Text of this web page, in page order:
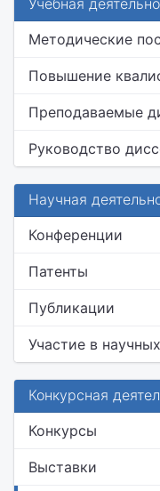
Учебная
Методические
Повышение
Преподаваемые
Руководство
Научная
Конференции
Патенты
Публикации
Участие в
Конкурсная
Конкурсы
Выставки